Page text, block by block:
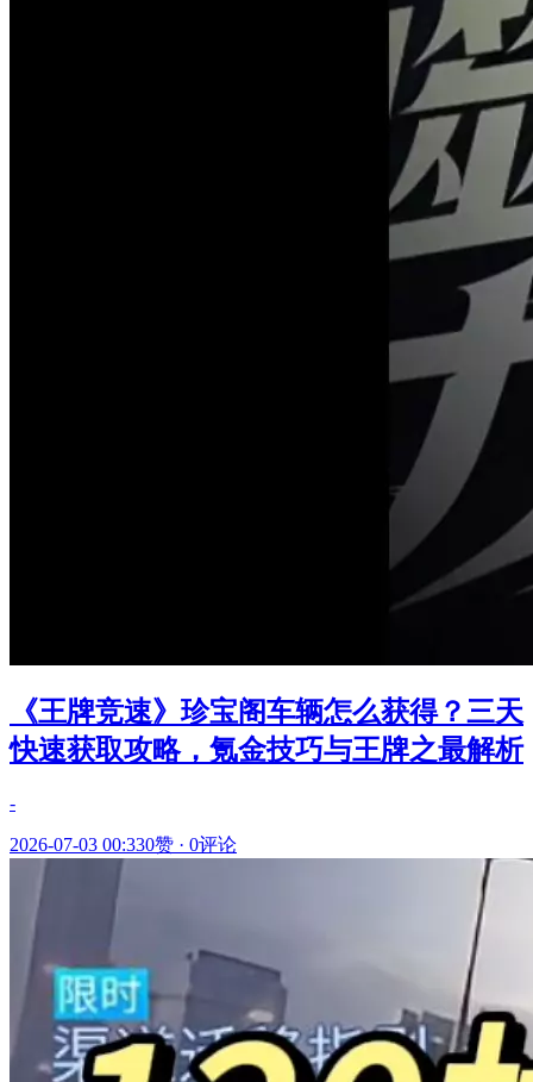
《王牌竞速》珍宝阁车辆怎么获得？三天
快速获取攻略，氪金技巧与王牌之最解析
-
2026-07-03 00:330赞 · 0评论